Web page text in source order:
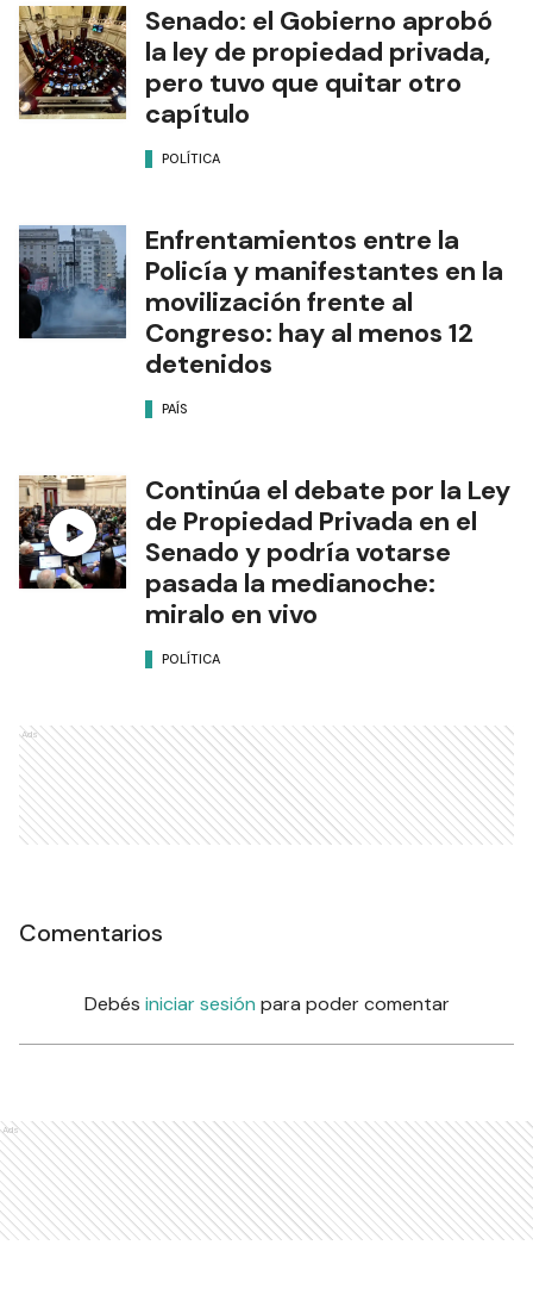
Senado: el Gobierno aprobó
la ley de propiedad privada,
pero tuvo que quitar otro
capítulo
POLÍTICA
Enfrentamientos entre la
Policía y manifestantes en la
movilización frente al
Congreso: hay al menos 12
detenidos
PAÍS
Continúa el debate por la Ley
de Propiedad Privada en el
Senado y podría votarse
pasada la medianoche:
miralo en vivo
POLÍTICA
Ads
Comentarios
Debés iniciar sesión para poder comentar
Ads